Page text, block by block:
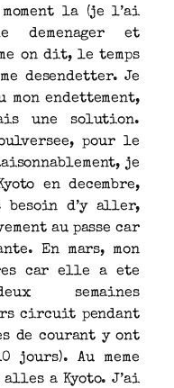
la (je l’ai
demenager et
on dit, le temps
desendetter. Je
endettement,
une solution.
pour le
je
en decembre,
besoin d’y aller,
au passe car
En mars, mon
car elle a ete
semaines
circuit pendant
de courant y ont
jours). Au meme
alles a Kyoto. J’ai